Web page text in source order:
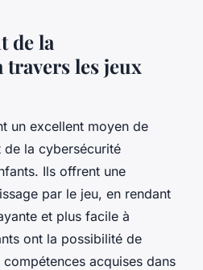
de la
travers les jeux
un excellent moyen de
de la cybersécurité
Ils offrent une
par le jeu, en rendant
et plus facile à
ont la possibilité de
acquises dans